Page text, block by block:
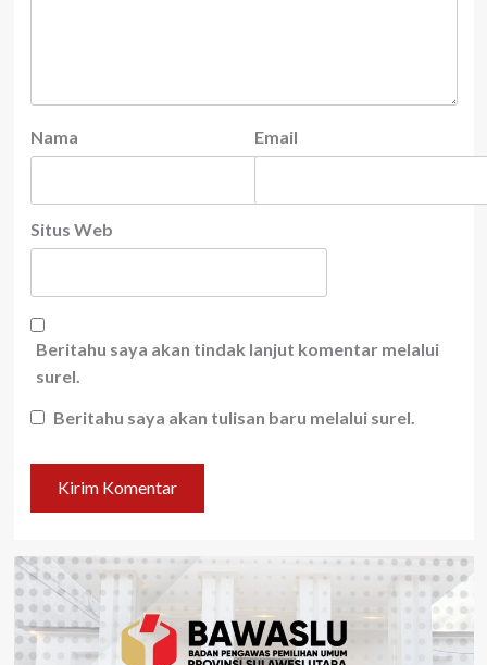
Nama Email
Situs Web
Beritahu saya akan tindak lanjut komentar melalui
surel.
Beritahu saya akan tulisan baru melalui surel.